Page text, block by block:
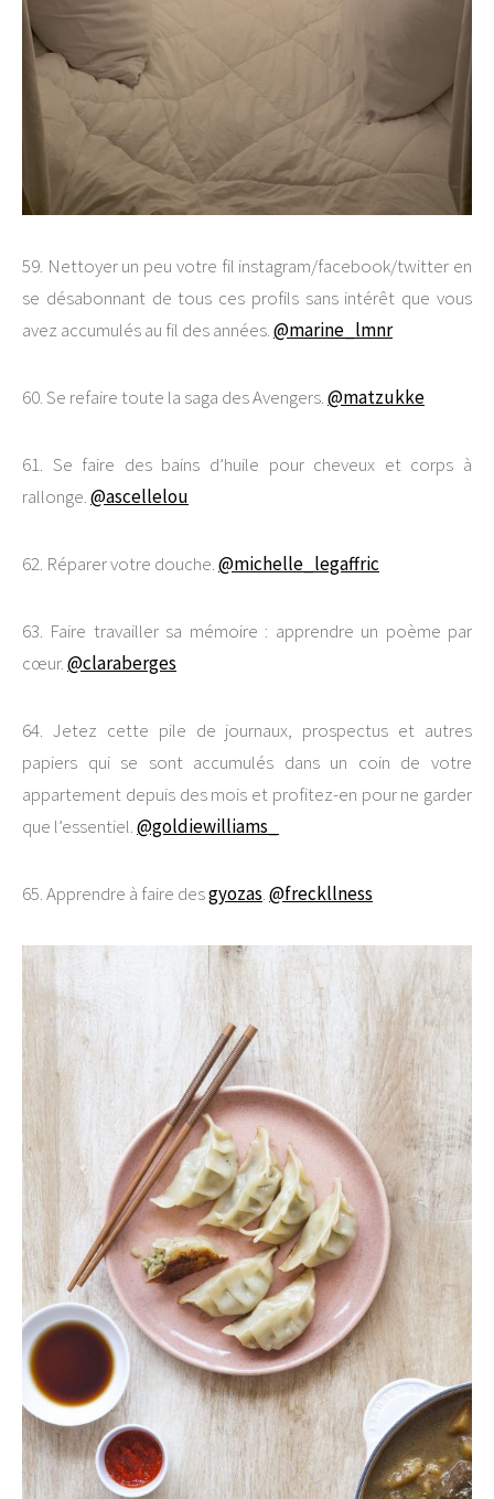
59. Nettoyer un peu votre fil instagram/facebook/twitter en
se désabonnant de tous ces profils sans intérêt que vous
avez accumulés au fil des années.@marine_lmnr
60. Se refaire toute la saga des Avengers.@matzukke
61. Se faire des bains d’huile pour cheveux et corps à
rallonge.@ascellelou
62. Réparer votre douche.@michelle_legaffric
63. Faire travailler sa mémoire : apprendre un poème par
cœur.@claraberges
64. Jetez cette pile de journaux, prospectus et autres
papiers qui se sont accumulés dans un coin de votre
appartement depuis des mois et profitez-en pour ne garder
que l’essentiel.@goldiewilliams_
65. Apprendre à faire desgyozas.@freckllness